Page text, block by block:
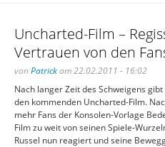
Uncharted-Film –
Vertrauen von den
von Patrickam 22.02.2011 - 16:02
Nach langer Zeit des Schweigens
den kommenden Uncharted-Film.
mehr Fans der Konsolen-Vorlage
Film zu weit von seinen Spiele-
Russel nun reagiert und seine